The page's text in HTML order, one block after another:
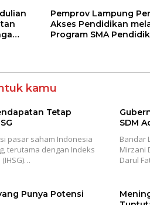
Pemprov Lampung
Akses Pendidikan
Program SMA
kamu
Tetap
pasar saham Indonesia
terutama dengan Indeks
SDM
Bandar
Mirzani
Darul
Punya Potensi